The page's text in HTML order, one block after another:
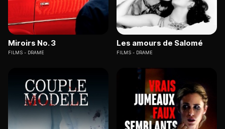
Miroirs No. 3
FILMS DRAME
Les amours de Salomé
FILMS DRAME